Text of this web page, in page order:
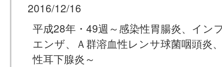
2016/12/16
平成28年・49週～感染性胃腸炎、イン
エンザ、Ａ群溶血性レンサ球菌咽頭炎
性耳下腺炎～